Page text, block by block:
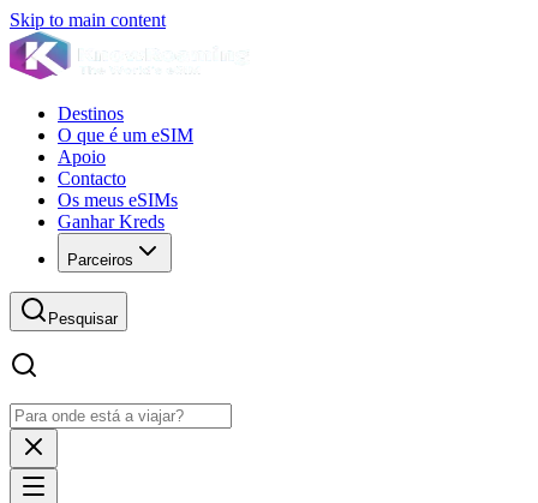
Skip to main content
Destinos
O que é um eSIM
Apoio
Contacto
Os meus eSIMs
Ganhar Kreds
Parceiros
Pesquisar